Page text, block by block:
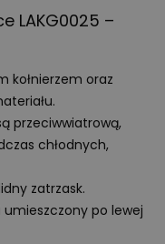
LAKG0025 –
kołnierzem oraz
przeciwwiatrową,
chłodnych,
zatrzask.
umieszczony po lewej